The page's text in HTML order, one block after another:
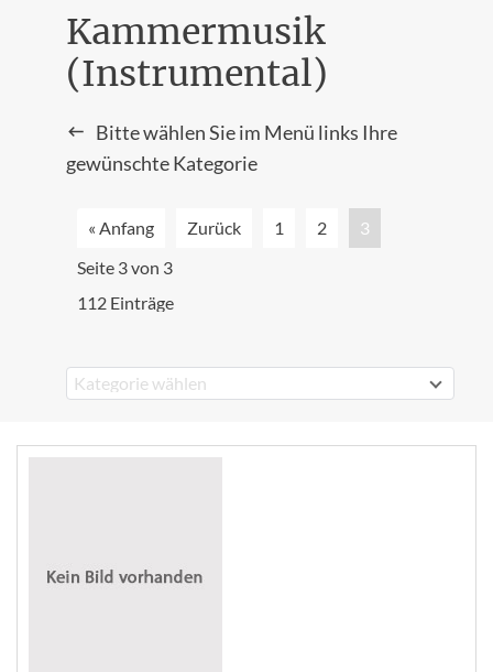
Kammermusik
(Instrumental)
Bitte wählen Sie im Menü links Ihre
gewünschte Kategorie
« Anfang Zurück 1 2
3
Seite 3 von 3
112 Einträge
Kategorie wählen